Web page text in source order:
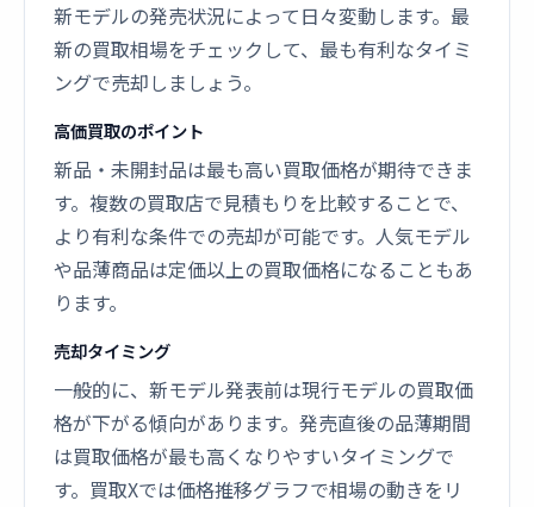
新モデルの発売状況によって日々変動します。最
新の買取相場をチェックして、最も有利なタイミ
ングで売却しましょう。
高価買取のポイント
新品・未開封品は最も高い買取価格が期待できま
す。複数の買取店で見積もりを比較することで、
より有利な条件での売却が可能です。人気モデル
や品薄商品は定価以上の買取価格になることもあ
ります。
売却タイミング
一般的に、新モデル発表前は現行モデルの買取価
格が下がる傾向があります。発売直後の品薄期間
は買取価格が最も高くなりやすいタイミングで
す。買取Xでは価格推移グラフで相場の動きをリ